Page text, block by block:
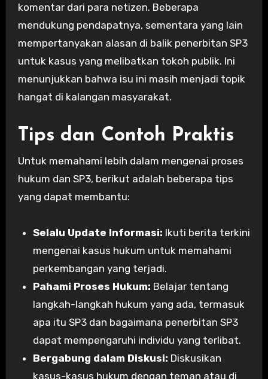
komentar dari para netizen. Beberapa
mendukung pendapatnya, sementara yang lain
mempertanyakan alasan di balik penerbitan SP3
untuk kasus yang melibatkan tokoh publik. Ini
menunjukkan bahwa isu ini masih menjadi topik
hangat di kalangan masyarakat.
Tips dan Contoh Praktis
Untuk memahami lebih dalam mengenai proses
hukum dan SP3, berikut adalah beberapa tips
yang dapat membantu:
Selalu Update Informasi: Ikuti berita terkini
mengenai kasus hukum untuk memahami
perkembangan yang terjadi.
Pahami Proses Hukum: Belajar tentang
langkah-langkah hukum yang ada, termasuk
apa itu SP3 dan bagaimana penerbitan SP3
dapat mempengaruhi individu yang terlibat.
Bergabung dalam Diskusi: Diskusikan
kasus-kasus hukum dengan teman atau di